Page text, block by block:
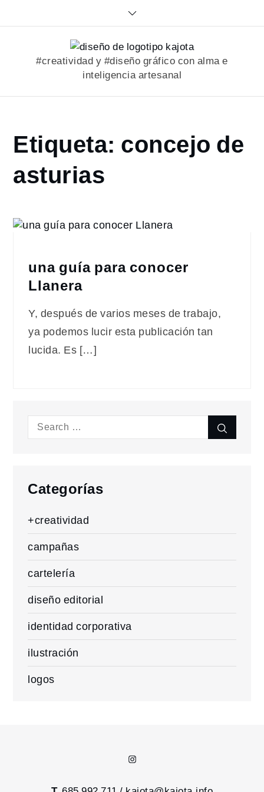
#creatividad y #diseño gráfico con alma e
inteligencia artesanal
Home
portfolio
concejo
de
Etiqueta: concejo de
asturias
una guía para conocer
Llanera
Y, después de varios meses de trabajo,
ya podemos lucir esta publicación tan
lucida. Es […]
Search
Categorías
+creatividad
campañas
cartelería
diseño editorial
identidad corporativa
ilustración
logos
Instagram